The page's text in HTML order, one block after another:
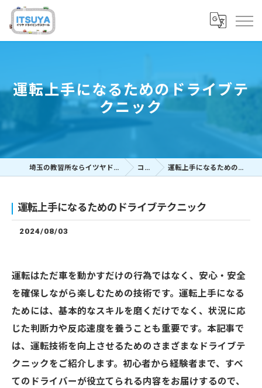
運転上手になるためのドライブテ
クニック
埼玉の教習所ならイツヤドライビングスクール コラム 運転上手になるためのドライブテクニック
運転上手になるためのドライブテクニック
2024/08/03
運転はただ車を動かすだけの行為ではなく、安心・安全
を確保しながら楽しむための技術です。運転上手になる
ためには、基本的なスキルを磨くだけでなく、状況に応
じた判断力や反応速度を養うことも重要です。本記事で
は、運転技術を向上させるためのさまざまなドライブテ
クニックをご紹介します。初心者から経験者まで、すべ
てのドライバーが役立てられる内容をお届けするので、